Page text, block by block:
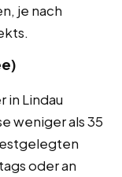
je nach
in Lindau
weniger als 35
oder an